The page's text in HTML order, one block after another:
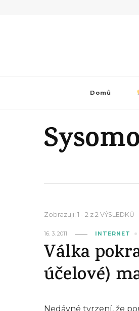
Domů
Zobrazuji: 1 - 2 z 2 VÝSLEDKŮ
16. 3. 2011 INTERNET
Válka
účelové)
Nedávné tvrzení, že